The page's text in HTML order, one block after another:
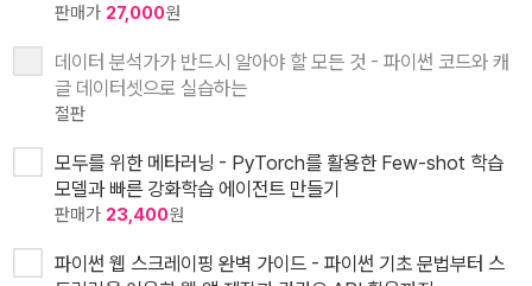
판매가 27,000원
데이터 분석가가 반드시 알아야 할 모든 것 - 파이썬 코드와 캐
글 데이터셋으로 실습하는
절판
모두를 위한 메타러닝 - PyTorch를 활용한 Few-shot 학습
모델과 빠른 강화학습 에이전트 만들기
판매가 23,400원
파이썬 웹 스크레이핑 완벽 가이드 - 파이썬 기초 문법부터 스